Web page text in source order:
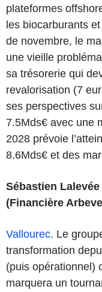
plateformes
les biocarburants
de novembre, le
une vieille
sa trésorerie qui
revalorisation (7
ses perspectives
7.5Mds€ avec une
2028 prévoie
8.6Mds€ et des
Sébastien
(Financière
Vallourec. Le
transformation
(puis opérationnel)
marquera un